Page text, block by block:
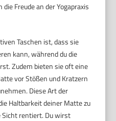
Freude an der Yogapraxis
Taschen ist, dass sie
kann, während du die
Zudem bieten sie oft eine
vor Stößen und Kratzern
Diese Art der
Haltbarkeit deiner Matte zu
Sicht rentiert. Du wirst